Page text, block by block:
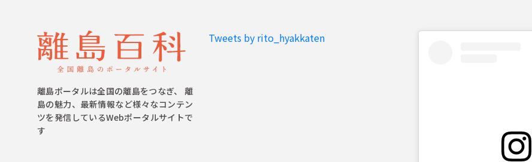
離島ポータルは全国の離島をつなぎ、 離
島の魅力、最新情報など様々なコンテン
ツを発信しているWebポータルサイトで
す
Tweets by rito_hyakkaten